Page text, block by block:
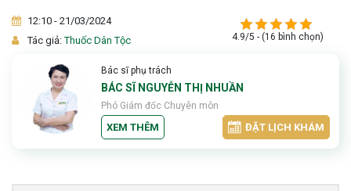
12:10 - 21/03/2024
Tác giả:Thuốc Dân Tộc 4.9/5 - (16 bình chọn)
Bác sĩ phụ trách
BÁC SĨ NGUYỄN THỊ NHUẦN
Phó Giám đốc Chuyên môn
XEM THÊM ĐẶT LỊCH KHÁM